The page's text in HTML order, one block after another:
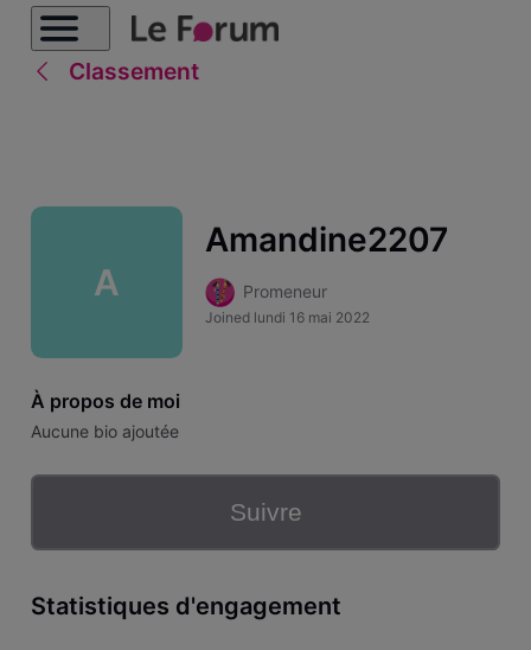
Classement
A
Amandine2207
Promeneur
Joined lundi 16 mai 2022
À propos de moi
Aucune bio ajoutée
Suivre
Statistiques d'engagement